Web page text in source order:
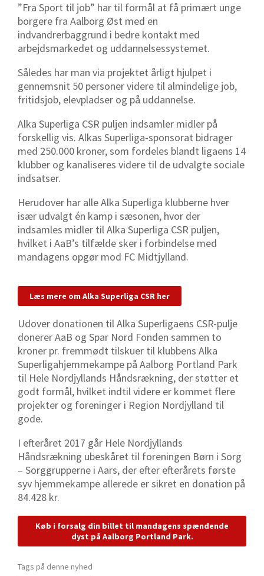
”Fra Sport til job” har til formål at få primært unge
borgere fra Aalborg Øst med en
indvandrerbaggrund i bedre kontakt med
arbejdsmarkedet og uddannelsessystemet.
Således har man via projektet årligt hjulpet i
gennemsnit 50 personer videre til almindelige job,
fritidsjob, elevpladser og på uddannelse.
Alka Superliga CSR puljen indsamler midler på
forskellig vis. Alkas Superliga-sponsorat bidrager
med 250.000 kroner, som fordeles blandt ligaens 14
klubber og kanaliseres videre til de udvalgte sociale
indsatser.
Herudover har alle Alka Superliga klubberne hver
især udvalgt én kamp i sæsonen, hvor der
indsamles midler til Alka Superliga CSR puljen,
hvilket i AaB’s tilfælde sker i forbindelse med
mandagens opgør mod FC Midtjylland.
Læs mere om Alka Superliga CSR her
Udover donationen til Alka Superligaens CSR-pulje
donerer AaB og Spar Nord Fonden sammen to
kroner pr. fremmødt tilskuer til klubbens Alka
Superligahjemmekampe på Aalborg Portland Park
til Hele Nordjyllands Håndsrækning, der støtter et
godt formål, hvilket indtil videre er kommet flere
projekter og foreninger i Region Nordjylland til
gode.
I efteråret 2017 går Hele Nordjyllands
Håndsrækning ubeskåret til foreningen Børn i Sorg
– Sorggrupperne i Aars, der efter efterårets første
syv hjemmekampe allerede er sikret en donation på
84.428 kr.
Køb i forsalg din billet til mandagens spændende
dyst på Aalborg Portland Park.
Tags på denne nyhed